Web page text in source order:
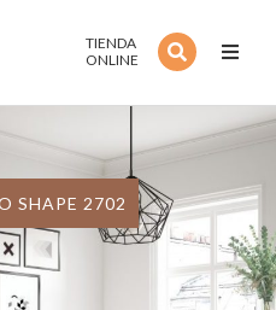
TIENDA
ONLINE
Inicio
SHAPE 2702